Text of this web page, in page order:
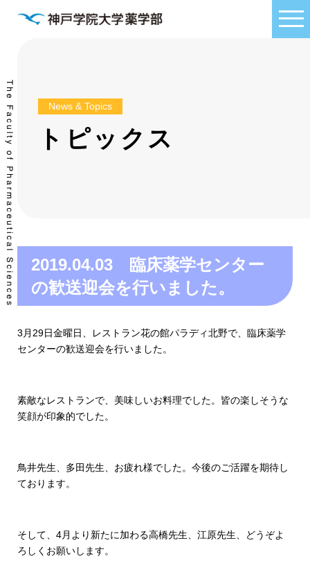
News & Topics
トピックス
2019.04.03 臨床薬学センター
の歓送迎会を行いました。
3月29日金曜日、レストラン花の館パラディ北野で、臨床薬学
センターの歓送迎会を行いました。
素敵なレストランで、美味しいお料理でした。皆の楽しそうな
笑顔が印象的でした。
鳥井先生、多田先生、お疲れ様でした。今後のご活躍を期待し
ております。
そして、4月より新たに加わる高橋先生、江原先生、どうぞよ
ろしくお願いします。